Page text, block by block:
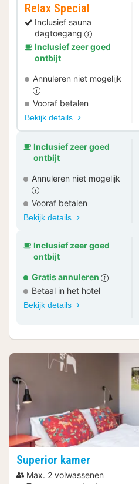
Relax Special
Inclusief sauna
dagtoegang
Inclusief zeer goed
ontbijt
Annuleren niet mogelijk
Vooraf betalen
Bekijk details
Inclusief zeer goed
ontbijt
Annuleren niet mogelijk
Vooraf betalen
Bekijk details
Inclusief zeer goed
ontbijt
Gratis annuleren
Betaal in het hotel
Bekijk details
Superior kamer
Max. 2 volwassenen